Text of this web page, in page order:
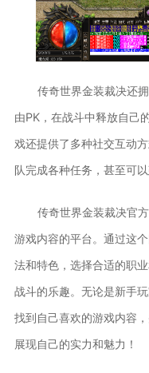
传奇世界金装裁决还
由PK，在战斗中释放自己
戏还提供了多种社交互动
队完成各种任务，甚至可以
传奇世界金装裁决官
游戏内容的平台。通过这
法和特色，选择合适的职
战斗的乐趣。无论是新手
找到自己喜欢的游戏内容
展现自己的实力和魅力！